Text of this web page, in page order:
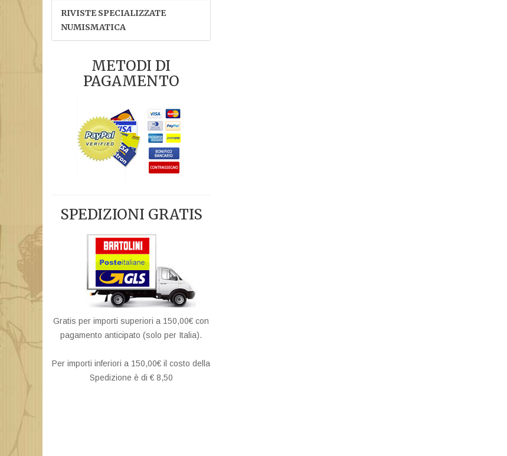
RIVISTE SPECIALIZZATE
NUMISMATICA
METODI DI
PAGAMENTO
SPEDIZIONI GRATIS
Gratis per importi superiori a 150,00€ con
pagamento anticipato (solo per Italia).
Per importi inferiori a 150,00€ il costo della
Spedizione è di € 8,50